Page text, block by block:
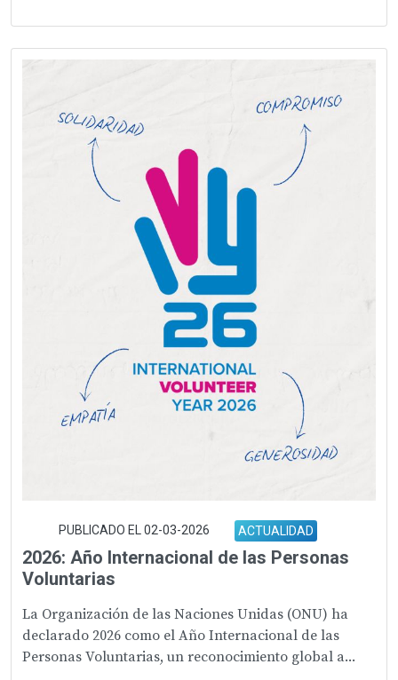
PUBLICADO EL 02-03-2026 ACTUALIDAD
2026: Año Internacional de las Personas
Voluntarias
La Organización de las Naciones Unidas (ONU) ha
declarado 2026 como el Año Internacional de las
Personas Voluntarias, un reconocimiento global a...